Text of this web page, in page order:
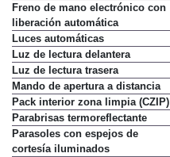
Freno de mano electrónico con
liberación automática
Luces automáticas
Luz de lectura delantera
Luz de lectura trasera
Mando de apertura a distancia
Pack interior zona limpia (CZIP)
Parabrisas termoreflectante
Parasoles con espejos de
cortesía iluminados